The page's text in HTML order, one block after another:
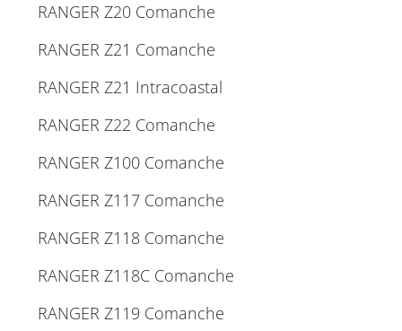
RANGER Z20 Comanche
RANGER Z21 Comanche
RANGER Z21 Intracoastal
RANGER Z22 Comanche
RANGER Z100 Comanche
RANGER Z117 Comanche
RANGER Z118 Comanche
RANGER Z118C Comanche
RANGER Z119 Comanche